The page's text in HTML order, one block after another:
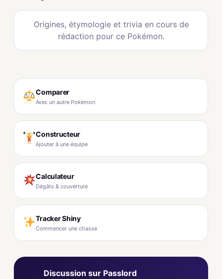
Origines, étymologie et trivia en cours de
rédaction pour ce Pokémon.
Comparer
Avec un autre Pokémon
Constructeur
Ajouter à une équipe
Calculateur
Dégâts & couverture
Tracker Shiny
Commencer une chasse
Discussion sur Passlord